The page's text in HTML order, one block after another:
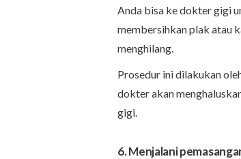
Anda bisa ke dokter gigi
membersihkan plak atau
menghilang.
Prosedur ini dilakukan
dokter akan
gigi.
6. Menjalani